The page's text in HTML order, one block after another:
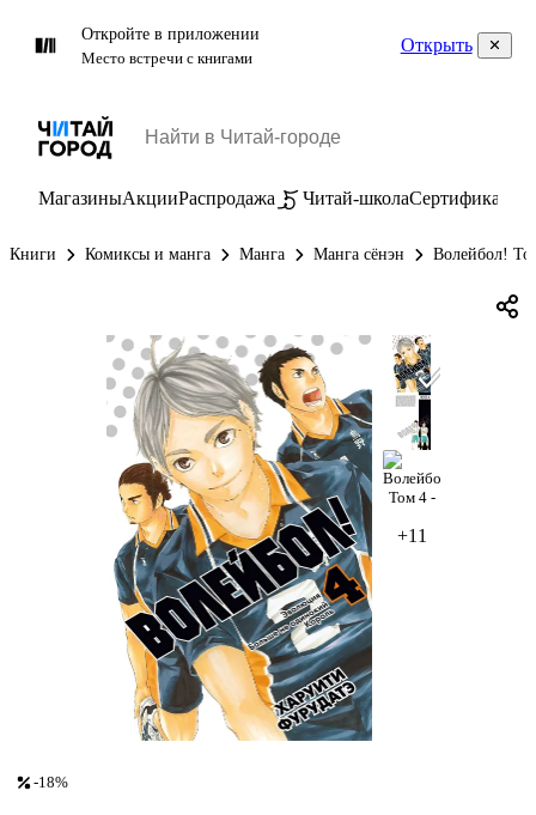
Откройте в приложении
Место встречи с книгами
Открыть
МагазиныАкцииРаспродажа Читай-школаСертификаты
Книги Комиксы и манга Манга Манга сёнэн Волейбол!
+11
-18%